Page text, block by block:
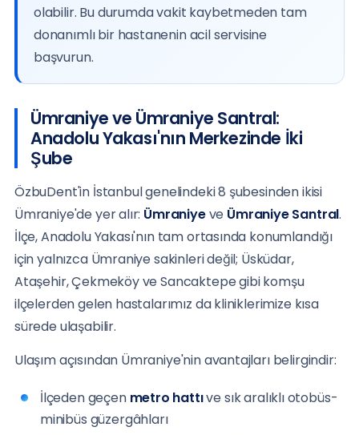
olabilir. Bu durumda vakit kaybetmeden tam
donanımlı bir hastanenin acil servisine
başvurun.
Ümraniye ve Ümraniye Santral:
Anadolu Yakası'nın Merkezinde İki
Şube
ÖzbuDent'in İstanbul genelindeki 8 şubesinden ikisi
Ümraniye'de yer alır: Ümraniyeve Ümraniye Santral.
İlçe, Anadolu Yakası'nın tam ortasında konumlandığı
için yalnızca Ümraniye sakinleri değil; Üsküdar,
Ataşehir, Çekmeköy ve Sancaktepe gibi komşu
ilçelerden gelen hastalarımız da kliniklerimize kısa
sürede ulaşabilir.
Ulaşım açısından Ümraniye'nin avantajları belirgindir:
İlçeden geçen metro hattıve sık aralıklı otobüs-
minibüs güzergâhları